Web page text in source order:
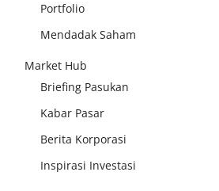
Portfolio
Mendadak Saham
Market Hub
Briefing Pasukan
Kabar Pasar
Berita Korporasi
Inspirasi Investasi